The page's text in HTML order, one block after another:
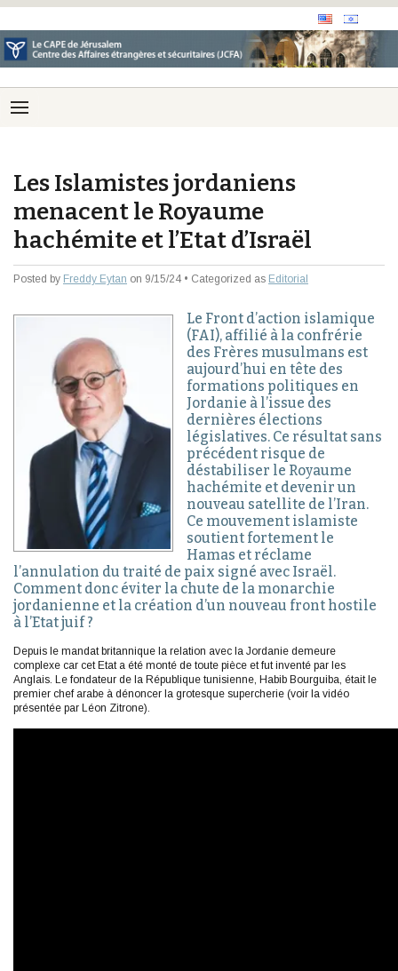
Les Islamistes jordaniens
menacent le Royaume
hachémite et l’Etat d’Israël
Posted by Freddy Eytan on 9/15/24 • Categorized as Editorial
Le Front d’action islamique
(FAI), affilié à la confrérie
des Frères musulmans est
aujourd’hui en tête des
formations politiques en
Jordanie à l’issue des
dernières élections
législatives. Ce résultat sans
précédent risque de
déstabiliser le Royaume
hachémite et devenir un
nouveau satellite de l’Iran.
Ce mouvement islamiste
soutient fortement le
Hamas et réclame
l’annulation du traité de paix signé avec Israël.
Comment donc éviter la chute de la monarchie
jordanienne et la création d’un nouveau front hostile
à l’Etat juif ?
Depuis le mandat britannique la relation avec la Jordanie demeure
complexe car cet Etat a été monté de toute pièce et fut inventé par les
Anglais. Le fondateur de la République tunisienne, Habib Bourguiba, était le
premier chef arabe à dénoncer la grotesque supercherie (voir la vidéo
présentée par Léon Zitrone).